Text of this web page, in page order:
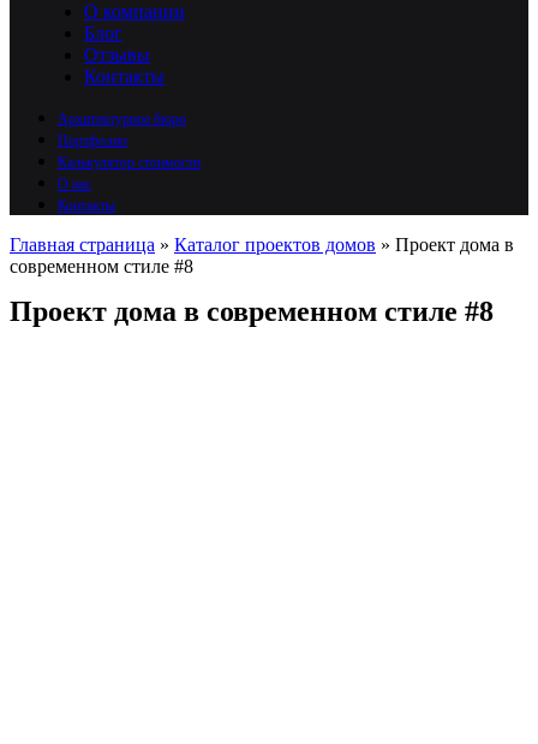
О компании
Блог
Отзывы
Контакты
Архитектурное бюро
Портфолио
Калькулятор стоимости
О нас
Контакты
Главная страница » Каталог проектов домов » Проект дома в
современном стиле #8
Проект дома в современном стиле #8